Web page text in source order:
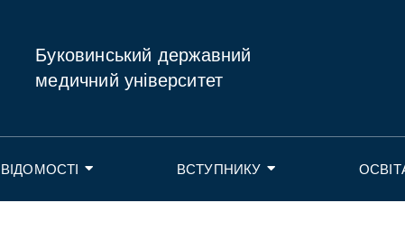
Буковинський державний
медичний університет
ВСТУПНИКУ